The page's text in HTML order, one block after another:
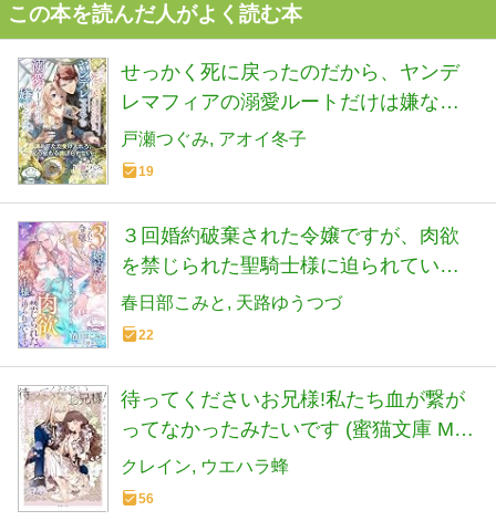
この本を読んだ人がよく読む本
せっかく死に戻ったのだから、ヤンデ
レマフィアの溺愛ルートだけは嫌なん
ですが (ソーニャ文庫)
戸瀬つぐみ アオイ冬子
19
３回婚約破棄された令嬢ですが、肉欲
を禁じられた聖騎士様に迫られていま
す (ソーニャ文庫)
春日部こみと 天路ゆうつづ
22
待ってくださいお兄様!私たち血が繋が
ってなかったみたいです (蜜猫文庫 ML
144)
クレイン ウエハラ蜂
56